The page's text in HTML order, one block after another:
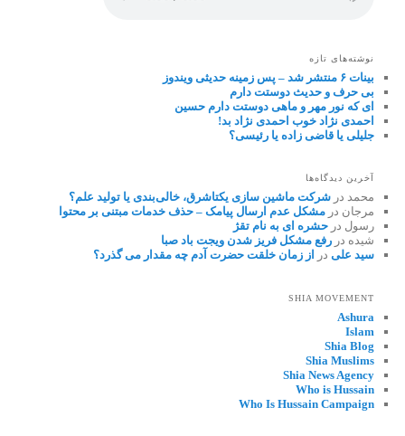
نوشته‌های تازه
بینات ۶ منتشر شد – پس زمینه حدیثی ویندوز
بی حرف و حدیث دوستت دارم
ای که نور مهر و ماهی دوستت دارم حسین
احمدی نژاد خوب احمدی نژاد بد!
جلیلی یا قاضی زاده یا رئیسی؟
آخرین دیدگاه‌ها
محمد درشرکت ماشین سازی یکتاشرق، خالی‌بندی یا تولید علم؟
مرجان درمشکل عدم ارسال پیامک – حذف خدمات مبتنی بر محتوا
رسول درحشره ای به نام تقژ
شیده دررفع مشکل فریز شدن ویجت باد صبا
سید علی در از زمان خلقت حضرت آدم چه مقدار می گذرد؟
SHIA MOVEMENT
Ashura
Islam
Shia Blog
Shia Muslims
Shia News Agency
Who is Hussain
Who Is Hussain Campaign